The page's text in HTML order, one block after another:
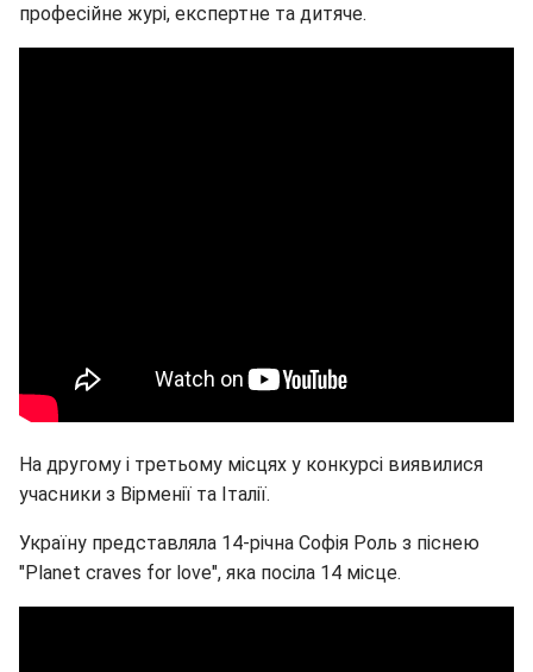
професійне журі, експертне та дитяче.
На другому і третьому місцях у конкурсі виявилися
учасники з Вірменії та Італії.
Україну представляла 14-річна Софія Роль з піснею
"Planet craves for love", яка посіла 14 місце.